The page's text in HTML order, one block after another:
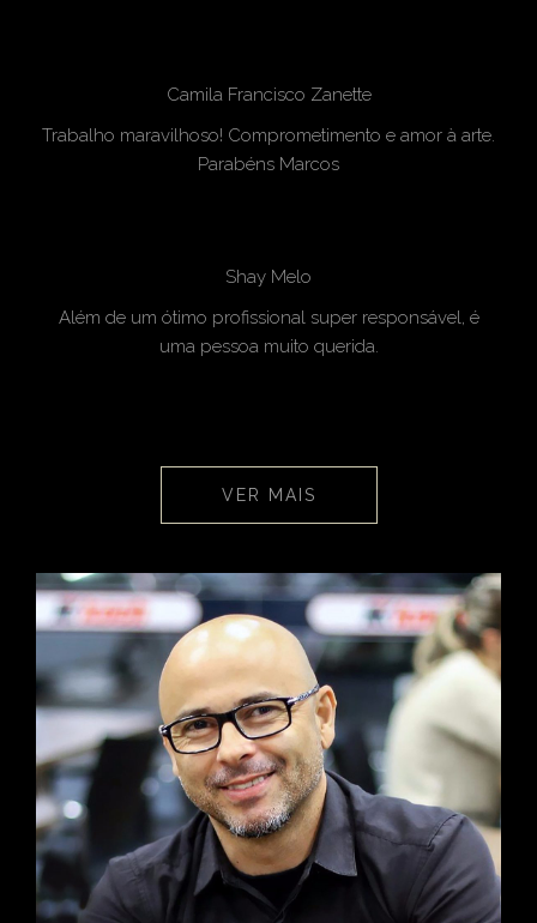
Camila Francisco Zanette
Trabalho maravilhoso! Comprometimento e amor à arte.
Parabéns Marcos
Shay Melo
Além de um ótimo profissional super responsável, é
uma pessoa muito querida.
VER MAIS